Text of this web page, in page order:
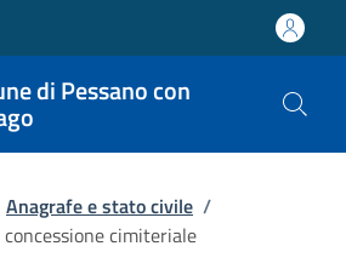
di Pessano con
Anagrafe e stato civile /
cimiteriale